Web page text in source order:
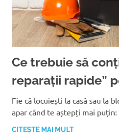
Ce trebuie să
reparații rapide”
Fie că locuiești la casă sau la
apar când te aștepți mai
CITEȘTE MAI MULT